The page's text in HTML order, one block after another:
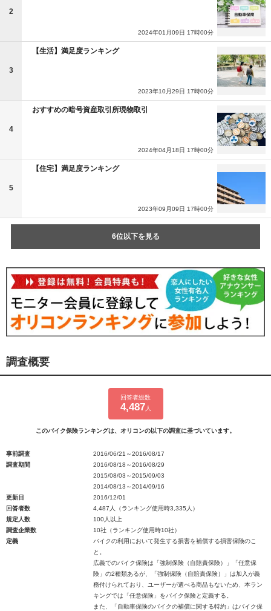
2
2024年01月09日 17時00分
3
【生活】満足度ランキング
2023年10月29日 17時00分
4
おすすめの暗号資産取引所現物取引
2024年04月18日 17時00分
5
【住宅】満足度ランキング
2023年09月09日 17時00分
6位以下を見る
調査概要
回答者総数
4,487 人
このバイク保険ランキングは、オリコンの以下の調査に基づいています。
事前調査
2016/06/21～2016/08/17
調査期間
2016/08/18～2016/08/29
2015/08/03～2015/09/03
2014/08/13～2014/09/16
更新日
2016/12/01
回答者数
4,487人（ランキング使用時3,335人）
規定人数
100人以上
調査企業数
10社（ランキング使用時10社）
定義
バイクの利用において発生する損害を補償する損害保険のこ
と。
広義でのバイク保険は「強制保険（自賠責保険）」「任意保
険」の2種類あるが、「強制保険（自賠責保険）」は加入が義
務付けられており、ユーザーが選べる商品もないため、本ラン
キングでは「任意保険」をバイク保険と定義する。
また、「自動車保険のバイクの補償に関する特約」はバイク保